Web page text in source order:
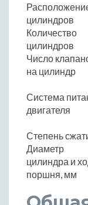
цилиндров
Количество
цилиндров
Число
на цилиндр
Система
двигателя
Степень
Диаметр
цилиндра и
поршня, мм